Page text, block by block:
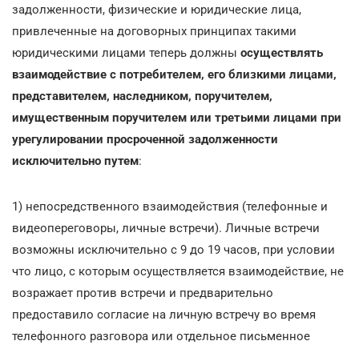
задолженности, физические и юридические лица,
привлеченные на договорных принципах такими
юридическими лицами теперь должны осуществлять
взаимодействие с потребителем, его близкими лицами,
представителем, наследником, поручителем,
имущественным поручителем или третьими лицами при
урегулировании просроченной задолженности
исключительно путем:
1) непосредственного взаимодействия (телефонные и
видеопереговоры, личные встречи). Личные встречи
возможны исключительно с 9 до 19 часов, при условии
что лицо, с которым осуществляется взаимодействие, не
возражает против встречи и предварительно
предоставило согласие на личную встречу во время
телефонного разговора или отдельное письменное